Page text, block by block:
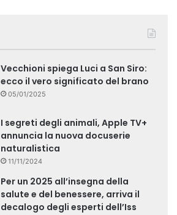
Vecchioni spiega Luci a San Siro:
ecco il vero significato del brano
05/01/2025
I segreti degli animali, Apple TV+
annuncia la nuova docuserie
naturalistica
11/11/2024
Per un 2025 all’insegna della
salute e del benessere, arriva il
decalogo degli esperti dell’Iss